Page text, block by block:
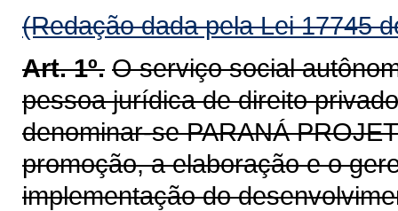
(Redação dada pela Lei 17745
Art. 1º. O serviço social
pessoa jurídica de direito
denominar-se PARANÁ
promoção, a elaboração e o
implementação do